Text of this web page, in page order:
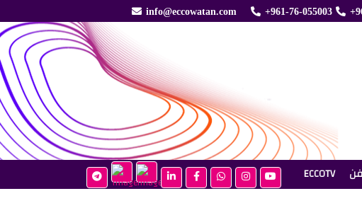
info@eccowatan.com +961-76-055003
ECCOTV فن